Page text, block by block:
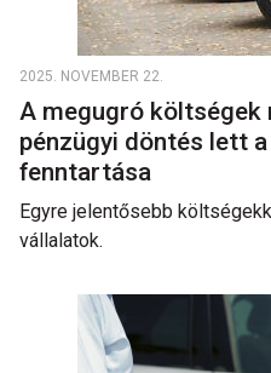
2025. NOVEMBER 22.
A megugró
pénzügyi döntés lett
fenntartása
Egyre jelentősebb
vállalatok.